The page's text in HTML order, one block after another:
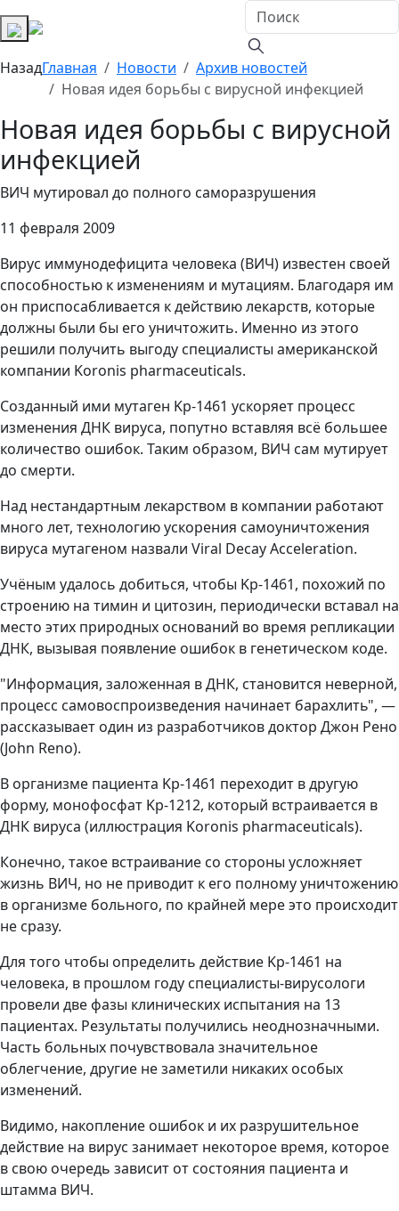
НазадГлавная Новости
Архив новостей
Новая идея борьбы с вирусной инфекцией
Новая идея борьбы с вирусной
инфекцией
ВИЧ мутировал до полного саморазрушения
11 февраля 2009
Вирус иммунодефицита человека (ВИЧ) известен своей
способностью к изменениям и мутациям. Благодаря им
он приспосабливается к действию лекарств, которые
должны были бы его уничтожить. Именно из этого
решили получить выгоду специалисты американской
компании Koronis pharmaceuticals.
Созданный ими мутаген Kp-1461 ускоряет процесс
изменения ДНК вируса, попутно вставляя всё большее
количество ошибок. Таким образом, ВИЧ сам мутирует
до смерти.
Над нестандартным лекарством в компании работают
много лет, технологию ускорения самоуничтожения
вируса мутагеном назвали Viral Decay Acceleration.
Учёным удалось добиться, чтобы Kp-1461, похожий по
строению на тимин и цитозин, периодически вставал на
место этих природных оснований во время репликации
ДНК, вызывая появление ошибок в генетическом коде.
"Информация, заложенная в ДНК, становится неверной,
процесс самовоспроизведения начинает барахлить", —
рассказывает один из разработчиков доктор Джон Рено
(John Reno).
В организме пациента Kp-1461 переходит в другую
форму, монофосфат Kp-1212, который встраивается в
ДНК вируса (иллюстрация Koronis pharmaceuticals).
Конечно, такое встраивание со стороны усложняет
жизнь ВИЧ, но не приводит к его полному уничтожению
в организме больного, по крайней мере это происходит
не сразу.
Для того чтобы определить действие Kp-1461 на
человека, в прошлом году специалисты-вирусологи
провели две фазы клинических испытания на 13
пациентах. Результаты получились неоднозначными.
Часть больных почувствовала значительное
облегчение, другие не заметили никаких особых
изменений.
Видимо, накопление ошибок и их разрушительное
действие на вирус занимает некоторое время, которое
в свою очередь зависит от состояния пациента и
штамма ВИЧ.